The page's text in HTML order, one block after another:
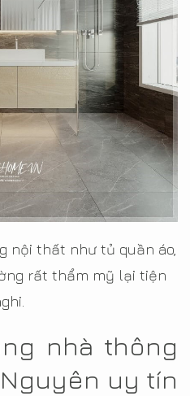
nội thất như tủ quần áo,
rất thẩm mỹ lại tiện
nhà thông
uy tín